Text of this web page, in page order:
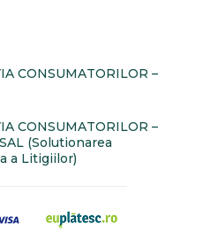
CONSUMATORILOR –
CONSUMATORILOR –
(Solutionarea
a Litigiilor)